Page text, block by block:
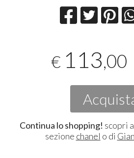
€ 113,00
Continua lo shopping! scopri
sezione chanel o di